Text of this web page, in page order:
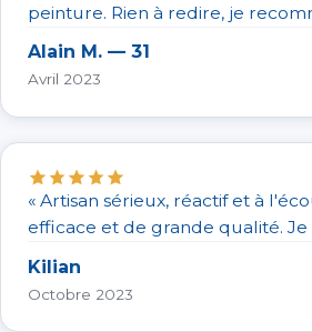
peinture. Rien à redire, je
Alain M. — 31
Avril 2023
« Artisan sérieux, réactif et à
efficace et de grande qualité.
Kilian
Octobre 2023